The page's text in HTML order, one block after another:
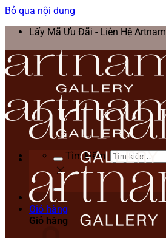
Bỏ qua nội dung
Lấy Mã Ưu Đãi - Liên Hệ Artnam
Tìm kiếm:
Giỏ hàng
Giỏ hàng